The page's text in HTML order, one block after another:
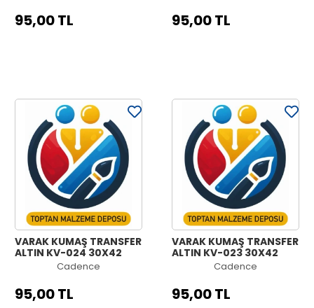
95,00 TL 95,00 TL
VARAK KUMAŞ TRANSFER
ALTIN KV-024 30X42
Cadence
95,00 TL
VARAK KUMAŞ TRANSFER
ALTIN KV-023 30X42
Cadence
95,00 TL